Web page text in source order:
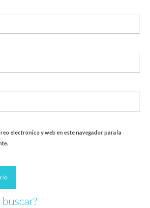
electrónico y web en este navegador para la